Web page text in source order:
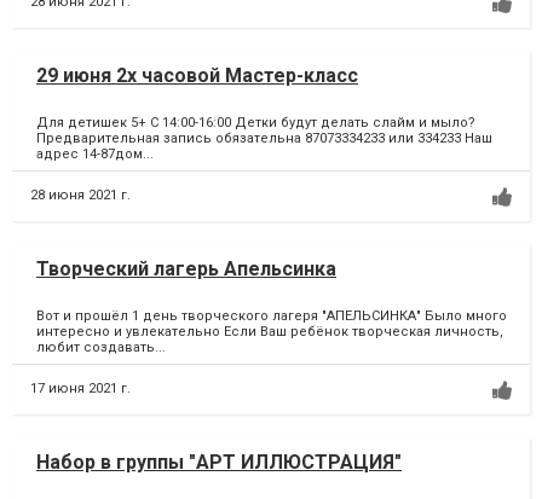
29 июня 2х часовой Мастер-класс
Для детишек 5+ С 14:00-16:00 Детки будут делать слайм и мыло?
Предварительная запись обязательна 87073334233 или 334233 Наш
адрес 14-87дом...
28 июня 2021 г.
Творческий лагерь Апельсинка
Вот и прошёл 1 день творческого лагеря "АПЕЛЬСИНКА" Было много
интересно и увлекательно Если Ваш ребёнок творческая личность,
любит создавать...
17 июня 2021 г.
Набор в группы "АРТ ИЛЛЮСТРАЦИЯ"